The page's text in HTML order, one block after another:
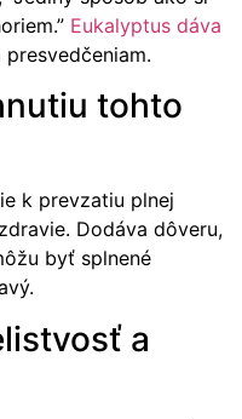
Eukalyptus dáva
tohto
k prevzatiu plnej
Dodáva dôveru,
byť splnené
a